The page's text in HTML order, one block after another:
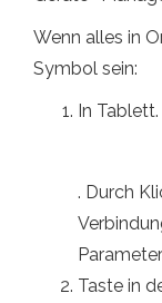
Wenn alles in
Symbol sein:
In
. Durch
Taste in